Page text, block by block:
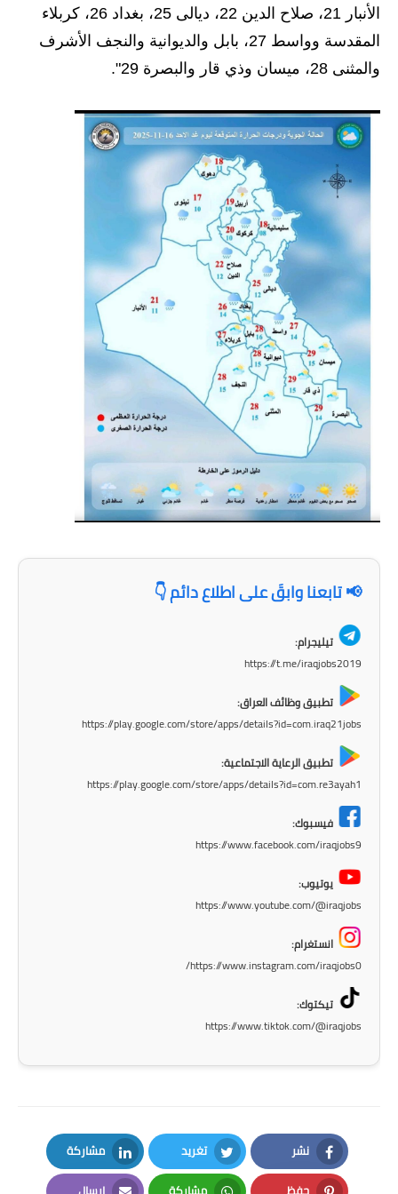
المرحلة الابتدائية
المرحلة المتوسطة
الجامعات
اخبار وقرارات وزارة التعليم
العالي
استمارة القبول المركزي
نتائج القبول المركزي
العطل
صحة وطب
العامة
الأنبار 21، صلاح الدين 22، ديالى 25، بغداد 26، كربلاء
المقدسة وواسط 27، بابل والديوانية والنجف الأشرف
والمثنى 28، ميسان وذي قار والبصرة 29".
📢 تابعنا وابقَ على اطلاع دائم 👇
تيليجرام:
https://t.me/iraqjobs2019
تطبيق وظائف العراق:
https://play.google.com/store/apps/details?id=com.iraq21jobs
تطبيق الرعاية الاجتماعية:
https://play.google.com/store/apps/details?id=com.re3ayah1
فيسبوك:
https://www.facebook.com/iraqjobs9
يوتيوب:
https://www.youtube.com/@iraqjobs
انستغرام:
https://www.instagram.com/iraqjobs0/
تيكتوك:
https://www.tiktok.com/@iraqjobs
نشر
Facebook
تغريد
Twitter
مشاركة
LinkedIn